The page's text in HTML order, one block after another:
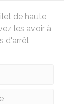
de haute
les avoir à
d'arrêt